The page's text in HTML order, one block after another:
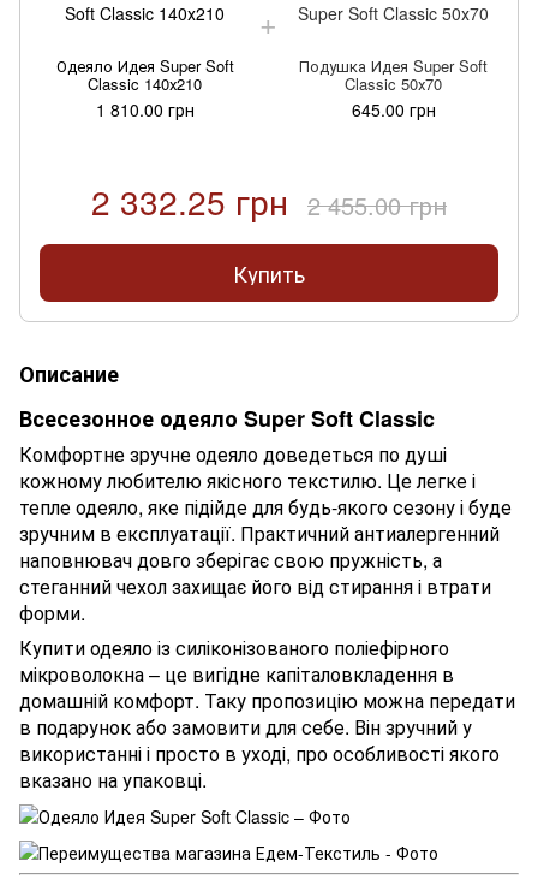
Одеяло Идея Super Soft
Classic 140х210
1 810.00 грн
Подушка Идея Super Soft
Classic 50х70
645.00 грн
2 332.25 грн 2 455.00 грн
Купить
Описание
Всесезонное одеяло Super Soft Classic
Комфортне зручне одеяло доведеться по душі
кожному любителю якісного текстилю. Це легке і
тепле одеяло, яке підійде для будь-якого сезону і буде
зручним в експлуатації. Практичний антиалергенний
наповнювач довго зберігає свою пружність, а
стеганний чехол захищає його від стирання і втрати
форми.
Купити одеяло із силіконізованого поліефірного
мікроволокна – це вигідне капіталовкладення в
домашній комфорт. Таку пропозицію можна передати
в подарунок або замовити для себе. Він зручний у
використанні і просто в уході, про особливості якого
вказано на упаковці.